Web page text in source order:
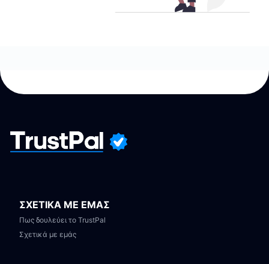
ΣΧΕΤΙΚΑ ΜΕ ΕΜΑΣ
Πως δουλεύει το TrustPal
Σχετικά με εμάς